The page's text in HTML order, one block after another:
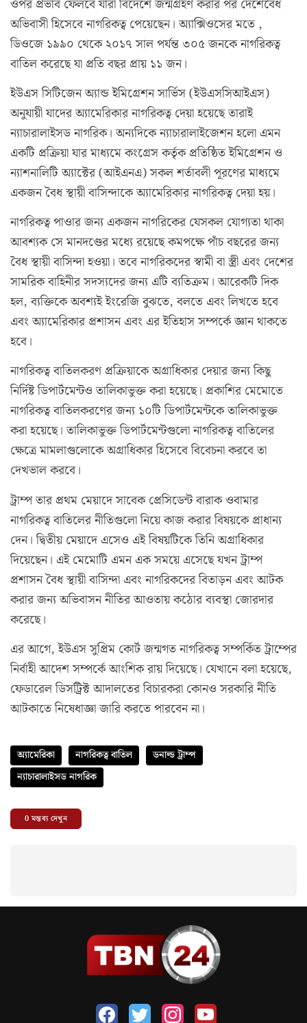
ওপর প্রভাব ফেলবে যারা বিদেশে জন্মগ্রহণ করার পর দেশেবৈধ
অভিবাসী হিসেবে নাগরিকত্ব পেয়েছেন। অ্যাক্সিওসের মতে ,
ডিওজে ১৯৯০ থেকে ২০১৭ সাল পর্যন্ত ৩০৫ জনকে নাগরিকত্ব
বাতিল করেছে যা প্রতি বছর প্রায় ১১ জন।
ইউএস সিটিজেন অ্যান্ড ইমিগ্রেশন সার্ভিস (ইউএসসিআইএস)
অনুযায়ী যাদের অ্যামেরিকার নাগরিকত্ব দেয়া হয়েছে তারাই
ন্যাচারালাইসড নাগরিক। অন্যদিকে ন্যাচারালাইজেশন হলো এমন
একটি প্রক্রিয়া যার মাধ্যমে কংগ্রেস কর্তৃক প্রতিষ্ঠিত ইমিগ্রেশন ও
ন্যাশনালিটি অ্যাক্টের (আইএনএ) সকল শর্তাবলী পূরণের মাধ্যমে
একজন বৈধ স্থায়ী বাসিন্দাকে অ্যামেরিকার নাগরিকত্ব দেয়া হয়।
নাগরিকত্ব পাওার জন্য একজন নাগরিকের যেসকল যোগ্যতা থাকা
আবশ্যক সে মানদণ্ডের মধ্যে রয়েছে কমপক্ষে পাঁচ বছরের জন্য
বৈধ স্থায়ী বাসিন্দা হওয়া। তবে নাগরিকদের স্বামী বা স্ত্রী এবং দেশের
সামরিক বাহিনীর সদস্যদের জন্য এটি ব্যতিক্রম। আরেকটি দিক
হল, ব্যক্তিকে অবশ্যই ইংরেজি বুঝতে, বলতে এবং লিখতে হবে
এবং অ্যামেরিকার প্রশাসন এবং এর ইতিহাস সম্পর্কে জ্ঞান থাকতে
হবে।
নাগরিকত্ব বাতিলকরণ প্রক্রিয়াকে অগ্রাধিকার দেয়ার জন্য কিছু
নির্দিষ্ট ডিপার্টমেন্টও তালিকাভুক্ত করা হয়েছে। প্রকাশির মেমোতে
নাগরিকত্ব বাতিলকরণের জন্য ১০টি ডিপার্টমেন্টকে তালিকাভুক্ত
করা হয়েছে। তালিকাভুক্ত ডিপার্টমেন্টগুলো নাগরিকত্ব বাতিলের
ক্ষেত্রে মামলাগুলোকে অগ্রাধিকার হিসেবে বিবেচনা করবে তা
দেখভাল করবে।
ট্রাম্প তার প্রথম মেয়াদে সাবেক প্রেসিডেন্ট বারাক ওবামার
নাগরিকত্ব বাতিলের নীতিগুলো নিয়ে কাজ করার বিষয়কে প্রাধান্য
দেন। দ্বিতীয় মেয়াদে এসেও এই বিষয়টিকে তিনি অগ্রাধিকার
দিয়েছেন। এই মেমোটি এমন এক সময়ে এসেছে যখন ট্রাম্প
প্রশাসন বৈধ স্থায়ী বাসিন্দা এবং নাগরিকদের বিতাড়ন এবং আটক
করার জন্য অভিবাসন নীতির আওতায় কঠোর ব্যবস্থা জোরদার
করেছে।
এর আগে, ইউএস সুপ্রিম কোর্ট জন্মগত নাগরিকত্ব সম্পর্কিত ট্রাম্পের
নির্বাহী আদেশ সম্পর্কে আংশিক রায় দিয়েছে। যেখানে বলা হয়েছে,
ফেডারেল ডিসট্রিক্ট আদালতের বিচারকরা কোনও সরকারি নীতি
আটকাতে নিষেধাজ্ঞা জারি করতে পারবেন না।
অ্যামেরিকা নাগরিকত্ব বাতিল
ডনাল্ড ট্রাম্প
ন্যাচারালাইসড নাগরিক
0মন্তব্য দেখুন